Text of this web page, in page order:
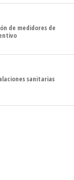
de medidores de
sanitarias